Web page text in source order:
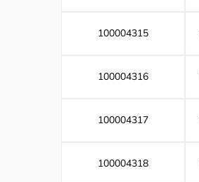
100004315
100004316
100004317
100004318